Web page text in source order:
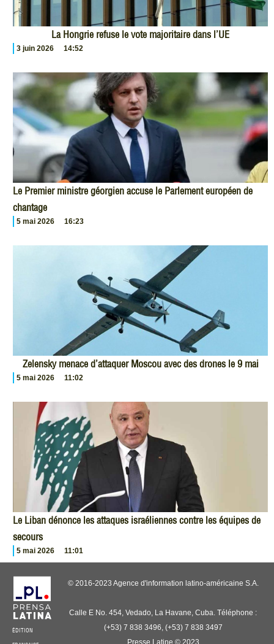
La Hongrie refuse le vote majoritaire dans l’UE
3 juin 2026 14:52
Le Premier ministre géorgien accuse le Parlement européen de
chantage
5 mai 2026 16:23
Zelensky menace d’attaquer Moscou avec des drones le 9 mai
5 mai 2026 11:02
Le Liban dénonce les attaques israéliennes contre les équipes de
secours
5 mai 2026 11:01
ÉDITION
© 2016-2023 Agence d'information latino-américaine S.A.
Calle E No. 454, Vedado, La Havane, Cuba. Téléphone :
(+53) 7 838 3496, (+53) 7 838 3497